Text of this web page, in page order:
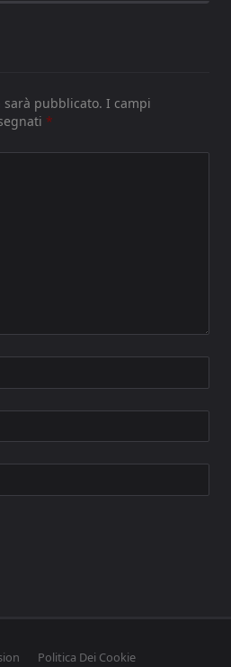
pubblicato. I campi
*
Politica Dei Cookie